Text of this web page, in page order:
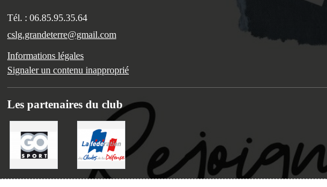
Tél. : 06.85.95.35.64
cslg.grandeterre@gmail.com
Informations légales
Signaler un contenu inapproprié
Les partenaires du club